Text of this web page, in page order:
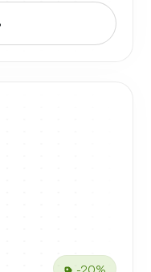
-20%